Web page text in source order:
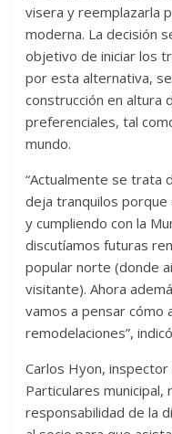
visera y reemplazarla
moderna. La decisión
objetivo de iniciar los
por esta alternativa,
construcción en altura
preferenciales, tal
mundo.
“Actualmente se trata
deja tranquilos
y cumpliendo con la
discutíamos futuras
popular norte (donde
visitante). Ahora
vamos a pensar cómo
remodelaciones”,
Carlos Hyon,
Particulares municipal,
responsabilidad de la